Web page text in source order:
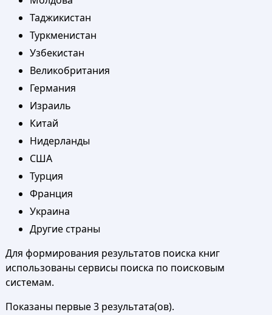
Таджикистан
Туркменистан
Узбекистан
Великобритания
Германия
Израиль
Китай
Нидерланды
США
Турция
Франция
Украина
Другие страны
Для формирования результатов поиска книг
использованы сервисы поиска по поисковым
системам.
Показаны первые 3 результата(ов).